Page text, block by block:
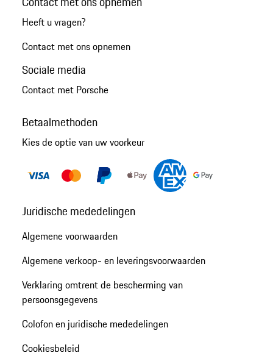
Heeft u vragen?
Contact met ons opnemen
Sociale media
Contact met Porsche
Betaalmethoden
Kies de optie van uw voorkeur
Juridische mededelingen
Algemene voorwaarden
Algemene verkoop- en leveringsvoorwaarden
Verklaring omtrent de bescherming van
persoonsgegevens
Colofon en juridische mededelingen
Cookiesbeleid